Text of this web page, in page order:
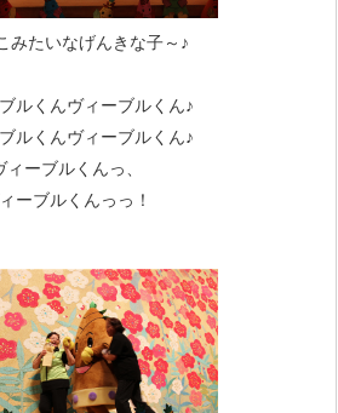
みたいなげんきな子～♪
ルくんヴィーブルくん♪
ルくんヴィーブルくん♪
ィーブルくんっ、
ーブルくんっっ！